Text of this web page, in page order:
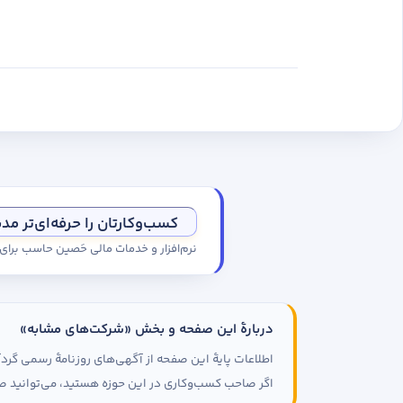
کسب‌وکارتان را حرفه‌ای‌تر
نرم‌افزار و خدمات مالی حَصین حاسب
دربارهٔ این صفحه و بخش «شرکت‌های مشابه»
اطلاعات پایهٔ این صفحه از آگهی‌های روزنامهٔ
اگر صاحب کسب‌وکاری در این حوزه هستید، می‌توانید
خود منتقل نمایید تا امکان
های رسمی- ایجاد مقاله ) را در